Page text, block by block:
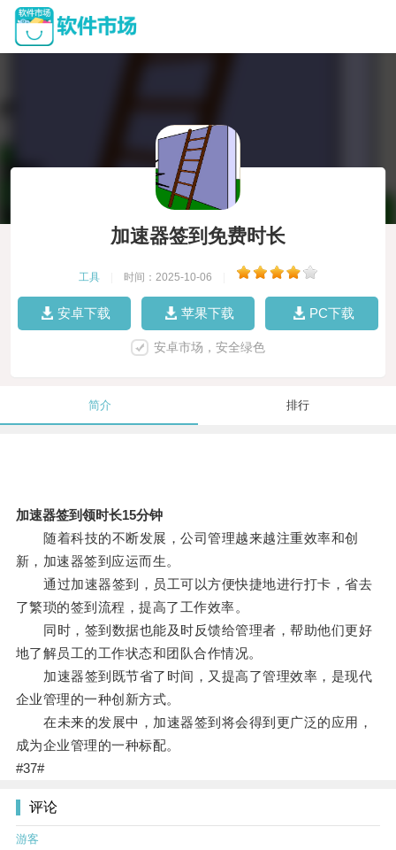
加速器签到免费时长
工具 时间：2025-10-06
安卓下载 苹果下载 PC下载
安卓市场，安全绿色
简介 排行
加速器签到领时长15分钟
随着科技的不断发展，公司管理越来越注重效率和创
新，加速器签到应运而生。
通过加速器签到，员工可以方便快捷地进行打卡，省去
了繁琐的签到流程，提高了工作效率。
同时，签到数据也能及时反馈给管理者，帮助他们更好
地了解员工的工作状态和团队合作情况。
加速器签到既节省了时间，又提高了管理效率，是现代
企业管理的一种创新方式。
在未来的发展中，加速器签到将会得到更广泛的应用，
成为企业管理的一种标配。
#37#
评论
游客